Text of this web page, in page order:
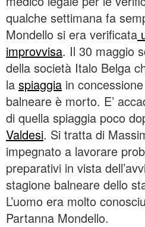
qualche settimana fa
Mondello si era verificata
improvvisa. Il 30 maggio
della società Italo Belga
la spiaggia in
balneare è morto. E’
di quella spiaggia poco
Valdesi. Si tratta di
impegnato a lavorare
preparativi in vista
stagione balneare dello
L’uomo era molto
Partanna Mondello.